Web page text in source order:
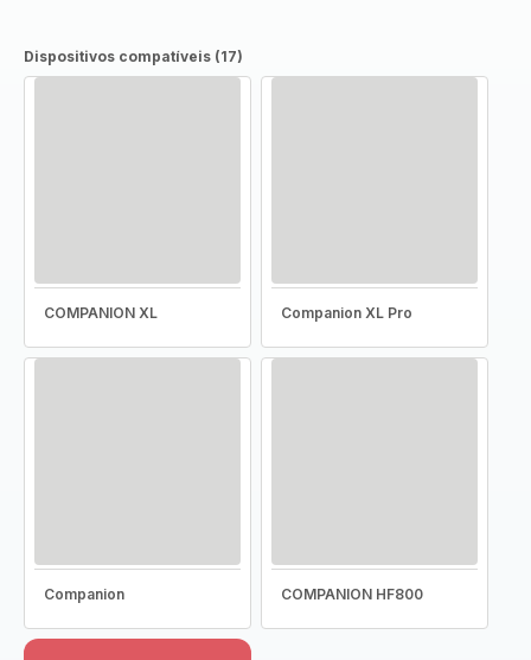
Dispositivos compatíveis (17)
COMPANION XL Companion XL Pro
Companion COMPANION HF800